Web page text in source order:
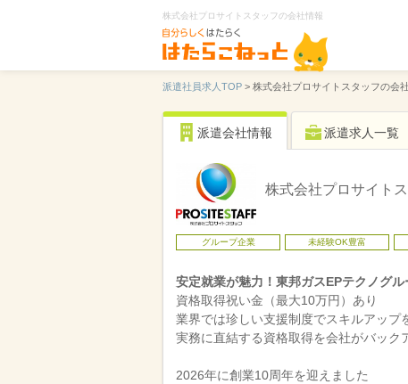
株式会社プロサイトスタッフの会社情報
派遣社員求人TOP > 株式会社プロサイトスタッフの会
派遣会社情報 派遣求人一覧
株式会社プロサイト
グループ企業 未経験OK豊富
安定就業が魅力！東邦ガスEPテクノグ
資格取得祝い金（最大10万円）あり
業界では珍しい支援制度でスキルアップ
実務に直結する資格取得を会社がバック
2026年に創業10周年を迎えました